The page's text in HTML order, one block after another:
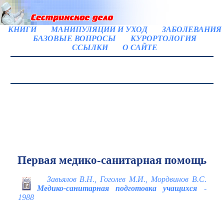
КНИГИ МАНИПУЛЯЦИИ И УХОД
ЗАБОЛЕВАНИЯ
БАЗОВЫЕ ВОПРОСЫ
КУРОРТОЛОГИЯ
ССЫЛКИ
О САЙТЕ
Первая медико-санитарная помощь
Завьялов В.Н., Гоголев М.И., Мордвинов В.С.
Медико-санитарная подготовка учащихся -
1988